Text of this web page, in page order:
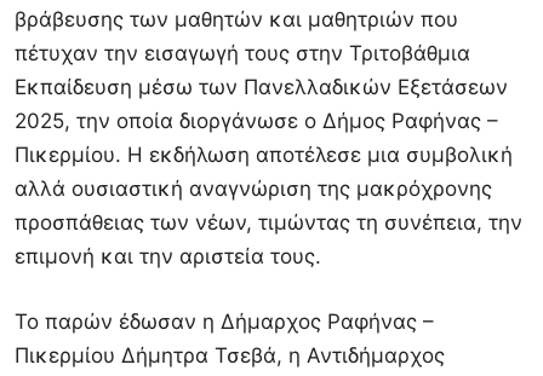
βράβευσης των μαθητών και μαθητριών που
πέτυχαν την εισαγωγή τους στην Τριτοβάθμια
Εκπαίδευση μέσω των Πανελλαδικών Εξετάσεων
2025, την οποία διοργάνωσε ο Δήμος Ραφήνας –
Πικερμίου. Η εκδήλωση αποτέλεσε μια συμβολική
αλλά ουσιαστική αναγνώριση της μακρόχρονης
προσπάθειας των νέων, τιμώντας τη συνέπεια, την
επιμονή και την αριστεία τους.
Το παρών έδωσαν η Δήμαρχος Ραφήνας –
Πικερμίου Δήμητρα Τσεβά, η Αντιδήμαρχος